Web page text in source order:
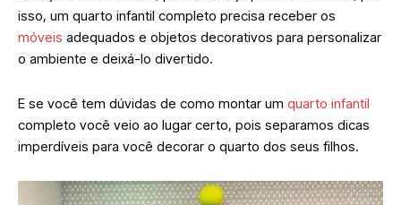
isso, um quarto infantil completo precisa receber os
móveis adequados e objetos decorativos para personalizar
o ambiente e deixá-lo divertido.
E se você tem dúvidas de como montar um quarto infantil
completo você veio ao lugar certo, pois separamos dicas
imperdíveis para você decorar o quarto dos seus filhos.